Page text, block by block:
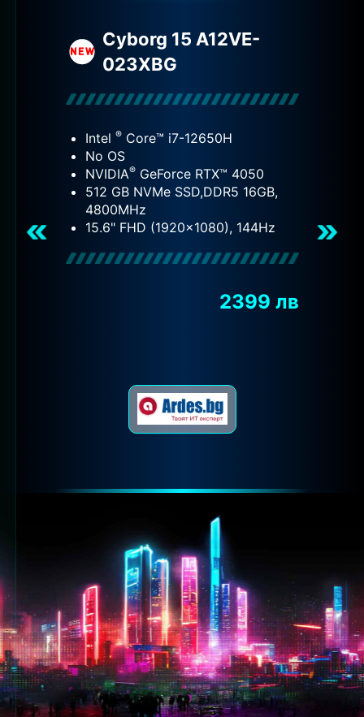
Cyborg 15 A12VE-
023XBG
Intel ®Core™ i7-12650H
No OS
NVIDIA®GeForce RTX™ 4050
512 GB NVMe SSD,DDR5 16GB,
4800MHz
15.6" FHD (1920x1080), 144Hz
2399 лв